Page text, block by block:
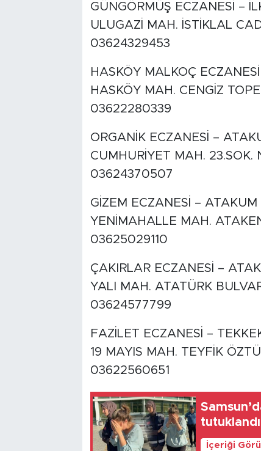
GÜNGÖRMÜŞ ECZANESİ –
ULUGAZİ MAH. İSTİKLAL
03624329453
HASKÖY MALKOÇ
HASKÖY MAH. CENGİZ
03622280339
ORGANİK ECZANESİ –
CUMHURİYET MAH. 23.SOK.
03624370507
GİZEM ECZANESİ – ATAKUM
YENİMAHALLE MAH.
03625029110
ÇAKIRLAR ECZANESİ –
YALI MAH. ATATÜRK
03624577799
FAZİLET ECZANESİ –
19 MAYIS MAH. TEYFİK
03622560651
tutuklandı
İçeriği